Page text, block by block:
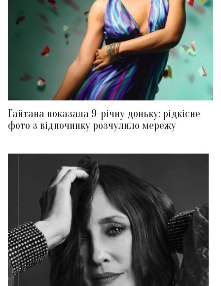
Гайтана показала 9-річну доньку: рідкісне
фото з відпочинку розчулило мережу